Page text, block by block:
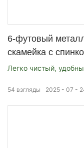
6-футовый
скамейка с
подходящая для
Легко чистый,
простой 2025 07
54 взгляды